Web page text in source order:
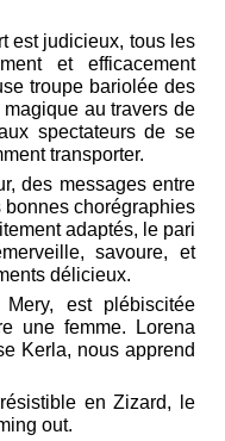
est judicieux, tous les
et efficacement
troupe bariolée des
au travers de
spectateurs de se
transporter.
des messages entre
bonnes chorégraphies
adaptés, le pari
savoure, et
délicieux.
est plébiscitée
une femme. Lorena
Kerla, nous apprend
en Zizard, le
out.